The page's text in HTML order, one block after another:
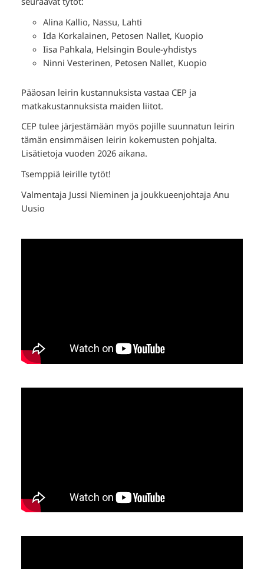
Alina Kallio, Nassu, Lahti
Ida Korkalainen, Petosen Nallet, Kuopio
Iisa Pahkala, Helsingin Boule-yhdistys
Ninni Vesterinen, Petosen Nallet, Kuopio
Pääosan leirin kustannuksista vastaa CEP ja
matkakustannuksista maiden liitot.
CEP tulee järjestämään myös pojille suunnatun leirin
tämän ensimmäisen leirin kokemusten pohjalta.
Lisätietoja vuoden 2026 aikana.
Tsemppiä leirille tytöt!
Valmentaja Jussi Nieminen ja joukkueenjohtaja Anu
Uusio